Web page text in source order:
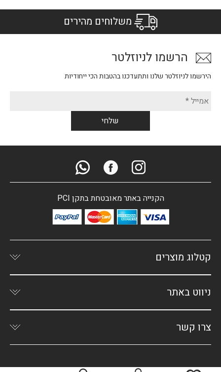
משלוחים מהירים
הרשמו לניוזלטר
הירשמו לניוזלטר שלנו ותתעדכנו בהטבות הכי ייחודיות
הקנייה באתר מאובטחת בתקן PCI
קטלוג מוצרים
ניווט באתר
צרו קשר